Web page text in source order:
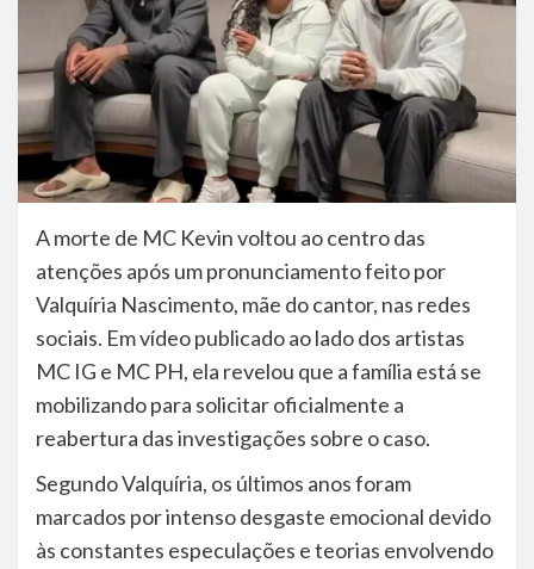
A morte de MC Kevin voltou ao centro das
atenções após um pronunciamento feito por
Valquíria Nascimento, mãe do cantor, nas redes
sociais. Em vídeo publicado ao lado dos artistas
MC IG e MC PH, ela revelou que a família está se
mobilizando para solicitar oficialmente a
reabertura das investigações sobre o caso.
Segundo Valquíria, os últimos anos foram
marcados por intenso desgaste emocional devido
às constantes especulações e teorias envolvendo